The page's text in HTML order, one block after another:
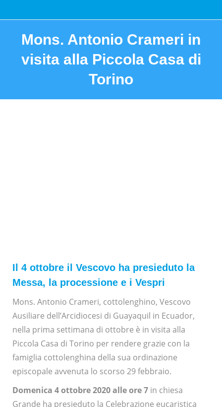
Mons. Antonio Crameri in
visita alla Piccola Casa di
Torino
Il 4 ottobre il Vescovo ha presieduto la
Messa, la processione e i Vespri
Mons. Antonio Crameri, cottolenghino, Vescovo
Ausiliare dell’Arcidiocesi di Guayaquil in Ecuador,
nella prima settimana di ottobre è in visita alla
Piccola Casa di Torino per rendere grazie con la
famiglia cottolenghina della sua ordinazione
episcopale avvenuta lo scorso 29 febbraio.
Domenica 4 ottobre 2020 alle ore 7 in chiesa
Grande ha presieduto la Celebrazione eucaristica